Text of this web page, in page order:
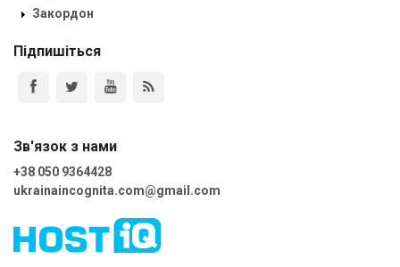
Закордон
Підпишіться
Зв'язок з нами
+38 050 9364428
ukrainaincognita.com@gmail.com